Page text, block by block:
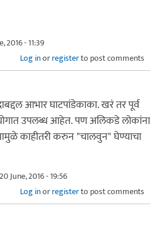
2016 - 11:39
Log inorregisterto post comments
आभार घाटपांडेकाका. खरं तर पूर्व
उपलब्ध आहेत. पण अलिकडे लोकांना
काहीतरी करुन "चालवुन" घेण्याचा
June, 2016 - 19:56
Log inorregisterto post comments